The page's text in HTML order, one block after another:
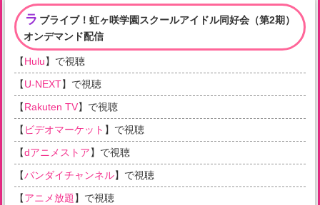
ラ ブライブ！虹ヶ咲学園スクールアイドル同好会（第2期）
オンデマンド配信
【Hulu】で視聴
【U-NEXT】で視聴
【Rakuten TV】で視聴
【 ビデオマーケット 】で視聴
【dアニメストア】で視聴
【バンダイチャンネル】で視聴
【アニメ放題】で視聴